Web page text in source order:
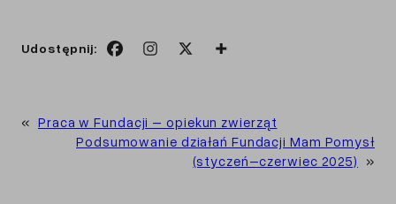
Udostępnij:
« Praca w Fundacji – opiekun zwierząt
Podsumowanie działań Fundacji Mam Pomysł
(styczeń–czerwiec 2025)
»